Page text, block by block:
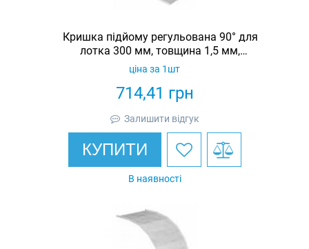
Кришка підйому регульована 90° для
лотка 300 мм, товщина 1,5 мм,
гарячеоцинкована, Eurotray
714,41 грн
ціна за 1шт
Залишити відгук
КУПИТИ
В наявності